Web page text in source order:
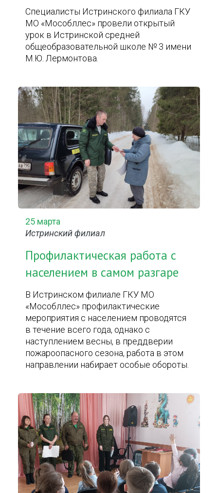
Специалисты Истринского филиала ГКУ
МО «Мособллес» провели открытый
урок в Истринской средней
общеобразовательной школе № 3 имени
М.Ю. Лермонтова.
25 марта
Истринский филиал
Профилактическая работа с
населением в самом разгаре
В Истринском филиале ГКУ МО
«Мособллес» профилактические
мероприятия с населением проводятся
в течение всего года, однако с
наступлением весны, в преддверии
пожароопасного сезона, работа в этом
направлении набирает особые обороты.